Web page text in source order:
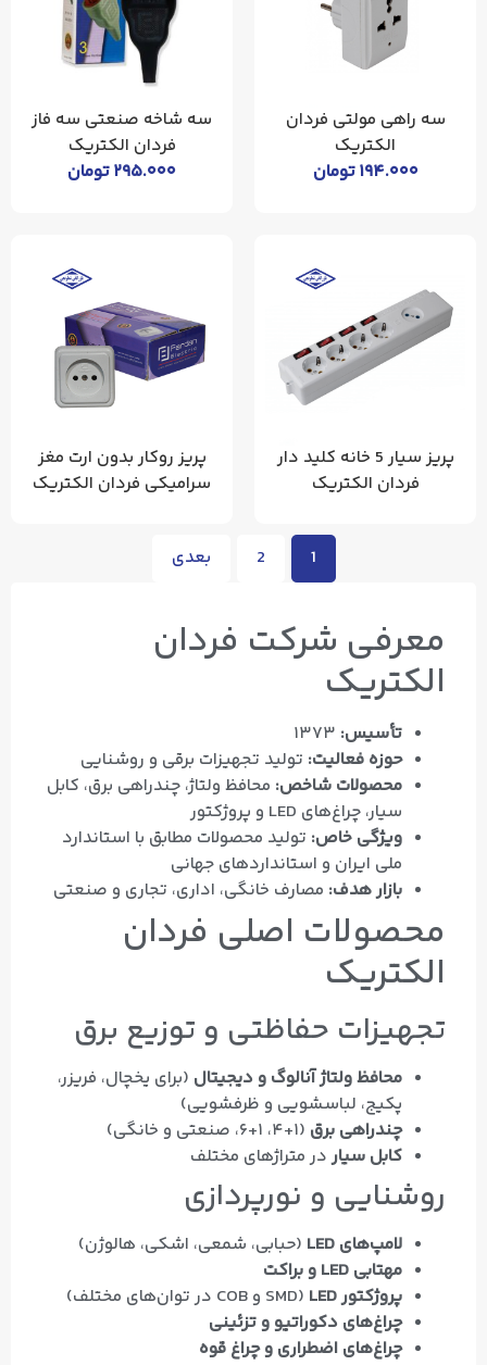
سه راهی مولتی فردان
الکتریک
۱۹۴.۰۰۰تومان
سه شاخه صنعتی سه فاز
فردان الکتریک
۲۹۵.۰۰۰تومان
پریز سیار 5 خانه کلید دار
فردان الکتریک
پریز روکار بدون ارت مغز
سرامیکی فردان الکتریک
1
2 بعدی
معرفی شرکت فردان
الکتریک
تأسیس:
حوزه فعالیت: تولید تجهیزات برقی و روشنایی
محصولات شاخص: محافظ ولتاژ، چندراهی برق، کابل
سیار، چراغ‌های LED و پروژکتور
ویژگی خاص: تولید محصولات مطابق با استاندارد
ملی ایران و استانداردهای جهانی
بازار هدف: مصارف خانگی، اداری، تجاری و صنعتی
محصولات اصلی فردان
الکتریک
تجهیزات حفاظتی و توزیع برق
محافظ ولتاژ آنالوگ و دیجیتال (برای یخچال، فریزر،
پکیج، لباسشویی و ظرفشویی)
چندراهی برق (۱+۴، ۱+۶، صنعتی و خانگی)
کابل سیاردر متراژهای مختلف
روشنایی و نورپردازی
لامپ‌های LED
(حبابی، شمعی، اشکی، هالوژن)
مهتابی LED و براکت
پروژکتور LED
(SMD و COB در توان‌های مختلف)
چراغ‌های دکوراتیو و تزئینی
چراغ‌های اضطراری و چراغ قوه